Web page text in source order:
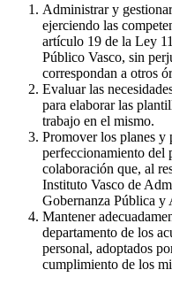
Administrar y
ejerciendo las
artículo 19 de la Ley
Público Vasco, sin
correspondan a otros
Evaluar las
para elaborar las
trabajo en el mismo.
Promover los planes y
perfeccionamiento del
colaboración que, al
Instituto Vasco de
Gobernanza Pública y
Mantener
departamento de los
personal, adoptados
cumplimiento de los